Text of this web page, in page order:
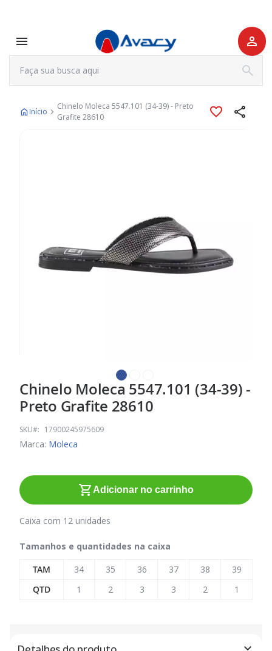
Início
Chinelo Moleca 5547.101 (34-39) - Preto
Grafite 28610
Saltar
para
o
início
da
imagens
Chinelo Moleca 5547.101 (34-39) -
Preto Grafite 28610
SKU 17900245975609
Marca: Moleca
Adicionar no carrinho
Caixa com 12 unidades
Tamanhos e quantidades na caixa
TAM
34 35 36 37 38
39
QTD
1 2 3 3 2 1